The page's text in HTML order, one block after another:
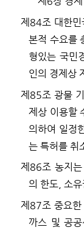
제 84조 대한
본적 수요를
형있는 국민
인의 경제상
제 85조 광물
제상 이용할
의하여 일정
는 특허를 취
제 86조 농지
의 한도 ,소
제 87조 중요
까스 및 공